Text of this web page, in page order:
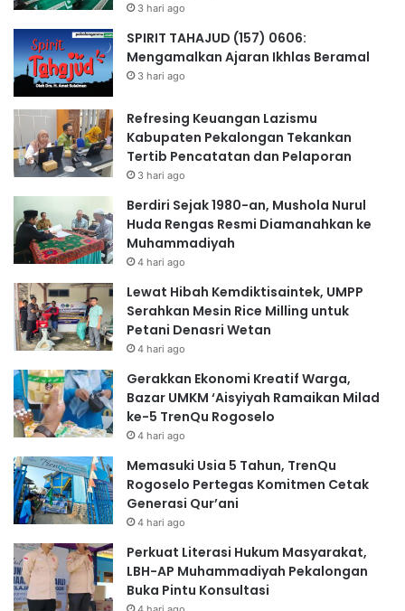
3 hari ago
SPIRIT TAHAJUD (157) 0606:
Mengamalkan Ajaran Ikhlas Beramal
3 hari ago
Refresing Keuangan Lazismu
Kabupaten Pekalongan Tekankan
Tertib Pencatatan dan Pelaporan
3 hari ago
Berdiri Sejak 1980-an, Mushola Nurul
Huda Rengas Resmi Diamanahkan ke
Muhammadiyah
4 hari ago
Lewat Hibah Kemdiktisaintek, UMPP
Serahkan Mesin Rice Milling untuk
Petani Denasri Wetan
4 hari ago
Gerakkan Ekonomi Kreatif Warga,
Bazar UMKM ‘Aisyiyah Ramaikan Milad
ke-5 TrenQu Rogoselo
4 hari ago
Memasuki Usia 5 Tahun, TrenQu
Rogoselo Pertegas Komitmen Cetak
Generasi Qur’ani
4 hari ago
Perkuat Literasi Hukum Masyarakat,
LBH-AP Muhammadiyah Pekalongan
Buka Pintu Konsultasi